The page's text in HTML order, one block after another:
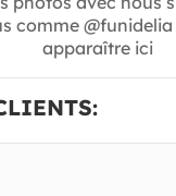
comme @funidelia
apparaître ici